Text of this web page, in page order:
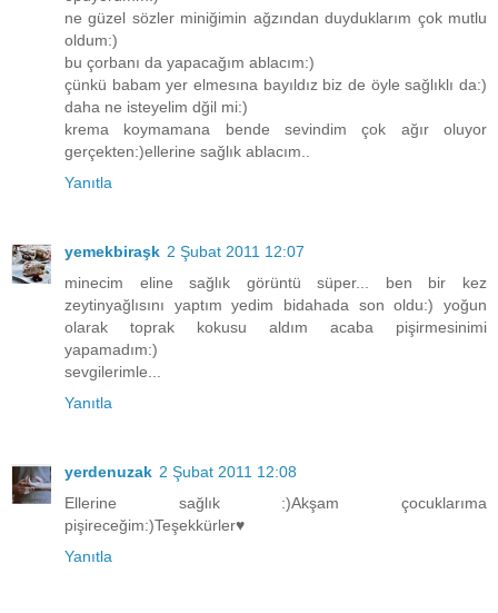
ne güzel sözler miniğimin ağzından duyduklarım çok mutlu
oldum:)
bu çorbanı da yapacağım ablacım:)
çünkü babam yer elmesına bayıldız biz de öyle sağlıklı da:)
daha ne isteyelim dğil mi:)
krema koymamana bende sevindim çok ağır oluyor
gerçekten:)ellerine sağlık ablacım..
Yanıtla
yemekbiraşk 2 Şubat 2011 12:07
minecim eline sağlık görüntü süper... ben bir kez
zeytinyağlısını yaptım yedim bidahada son oldu:) yoğun
olarak toprak kokusu aldım acaba pişirmesinimi
yapamadım:)
sevgilerimle...
Yanıtla
yerdenuzak 2 Şubat 2011 12:08
Ellerine sağlık :)Akşam çocuklarıma
pişireceğim:)Teşekkürler♥
Yanıtla